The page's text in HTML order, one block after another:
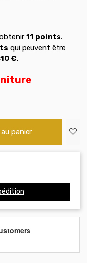
11 points.
qui peuvent être
€.
panier